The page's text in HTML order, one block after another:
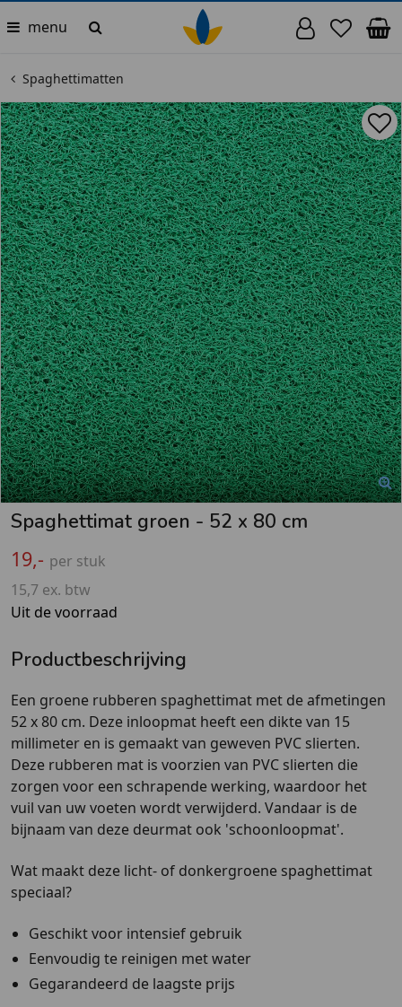
menu
Spaghettimatten
Spaghettimat groen - 52 x 80 cm
19,- per stuk
15,7 ex. btw
Uit de voorraad
Productbeschrijving
Een groene rubberen spaghettimat met de afmetingen
52 x 80 cm. Deze inloopmat heeft een dikte van 15
millimeter en is gemaakt van geweven PVC slierten.
Deze rubberen mat is voorzien van PVC slierten die
zorgen voor een schrapende werking, waardoor het
vuil van uw voeten wordt verwijderd. Vandaar is de
bijnaam van deze deurmat ook 'schoonloopmat'.
Wat maakt deze licht- of donkergroene spaghettimat
speciaal?
Geschikt voor intensief gebruik
Eenvoudig te reinigen met water
Gegarandeerd de laagste prijs